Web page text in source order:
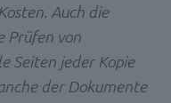
Auch die
Prüfen von
Seiten jeder Kopie
der Dokumente